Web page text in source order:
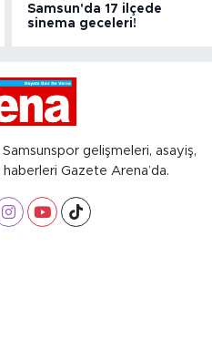
Samsun'da 17 ilçede
sinema geceleri!
gelişmeleri, asayiş,
Gazete Arena’da.